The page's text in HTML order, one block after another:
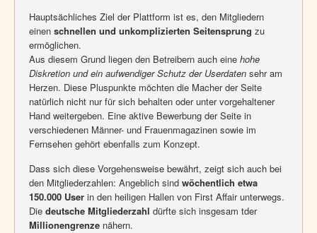
Hauptsächliches Ziel der Plattform ist es, den Mitgliedern
einen schnellen und unkomplizierten Seitensprung zu
ermöglichen.
Aus diesem Grund liegen den Betreibern auch eine hohe
Diskretion und ein aufwendiger Schutz der Userdaten sehr am
Herzen. Diese Pluspunkte möchten die Macher der Seite
natürlich nicht nur für sich behalten oder unter vorgehaltener
Hand weitergeben. Eine aktive Bewerbung der Seite in
verschiedenen Männer- und Frauenmagazinen sowie im
Fernsehen gehört ebenfalls zum Konzept.
Dass sich diese Vorgehensweise bewährt, zeigt sich auch bei
den Mitgliederzahlen: Angeblich sind wöchentlich etwa
150.000 User in den heiligen Hallen von First Affair unterwegs.
Die deutsche Mitgliederzahl dürfte sich insgesam tder
Millionengrenze nähern.